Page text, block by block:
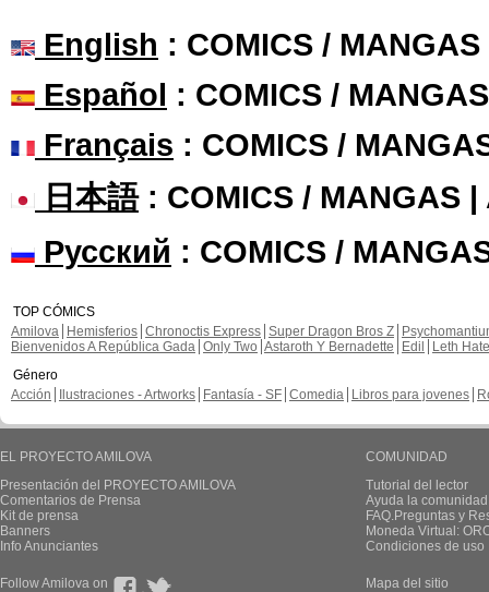
English : COMICS /
Español : COMICS /
Français : COMICS /
日本語: COMICS / MANGAS |
Русский : COMICS /
TOP CÓMICS
Amilova
Hemisferios Chronoctis Express Super Dragon Bros Z
Bienvenidos A República Gada Only Two Astaroth Y Bernadette Edil
Leth Hate
Género
Acción
Ilustraciones - Artworks Fantasía - SF Comedia Libros para jovenes
EL PROYECTO AMILOVA
Presentación del PROYECTO AMILOVA
Comentarios de Prensa
Kit de prensa
Banners
Info Anunciantes
COMUNIDAD
Tutorial del lector
Ayuda la
FAQ.Preguntas y
Moneda Virtual:
Condiciones de uso
Follow Amilova on Mapa del sitio